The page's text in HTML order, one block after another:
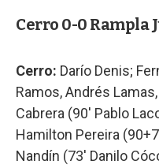
Cerro 0-0 Rampla
Cerro: Darío Denis;
Ramos, Andrés
Cabrera (90' Pablo
Hamilton Pereira
Nandín (73' Danilo